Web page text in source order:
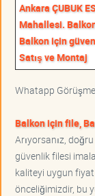
Ankara ÇUBUK
Mahallesi.
Balkon için
Satış ve Montaj
Whatapp
Balkon için file,
Arıyorsanız,
güvenlik filesi
kaliteyi uygun
önceliğimizdir, bu